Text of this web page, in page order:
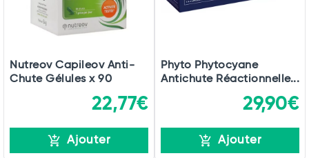
Nutreov Capileov Anti-
Chute Gélules x 90
22,77€
Ajouter
Phyto Phytocyane
Antichute Réactionnelle...
29,90€
Ajouter